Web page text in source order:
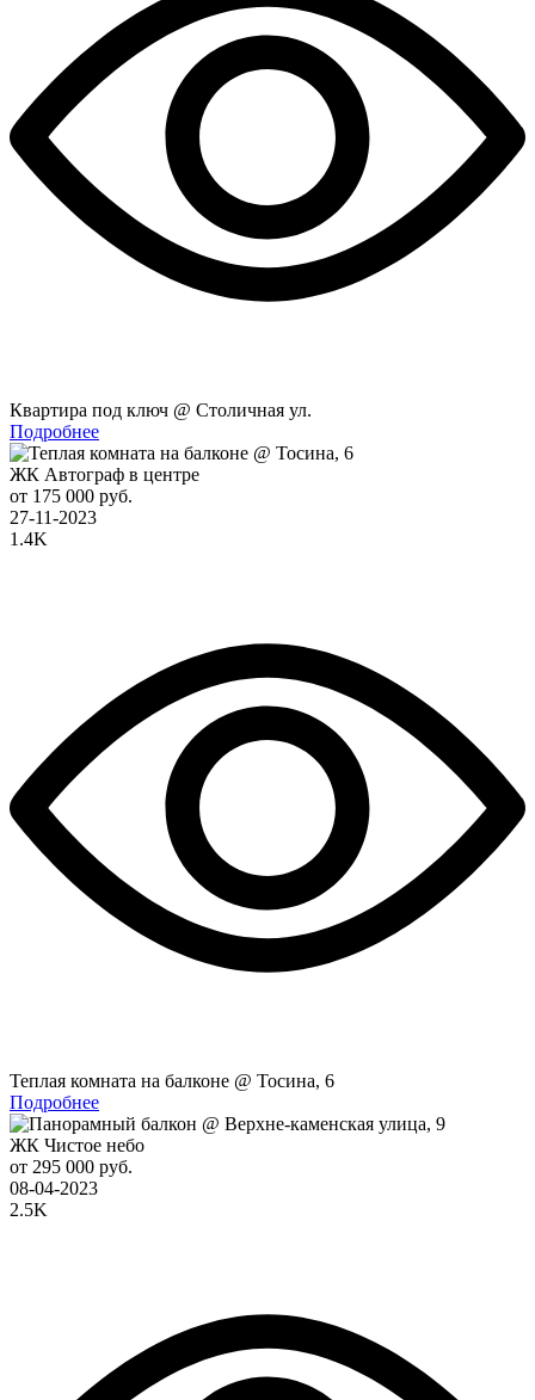
Квартира под ключ @ Столичная ул.
Подробнее
ЖК Автограф в центре
от 175 000 руб.
27-11-2023
1.4K
Теплая комната на балконе @ Тосина, 6
Подробнее
ЖК Чистое небо
от 295 000 руб.
08-04-2023
2.5K